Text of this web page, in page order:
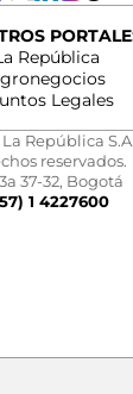
República
Legales
República
reservados.
37-32, Bogotá
1 4227600